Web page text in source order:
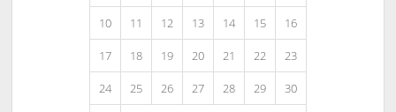
10 11 12 13 14 15 16
17 18 19 20 21 22 23
24 25 26 27 28 29 30